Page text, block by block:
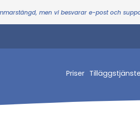
men vi besvarar e-post och
Priser